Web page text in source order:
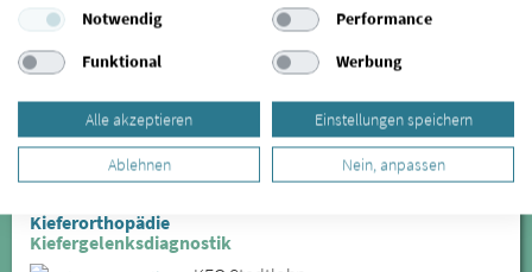
Eschstraße 35
48703 Stadtlohn
Entfernung: 48.84 km
zum Profil
Kieferorthopädie
Kiefergelenksdiagnostik
Notwendig
Performance
Funktional
Werbung
Alle akzeptieren Einstellungen speichern
Ablehnen Nein, anpassen